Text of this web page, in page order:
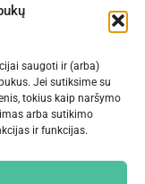
saugoti ir (arba)
Jei sutiksime su
tokius kaip naršymo
arba sutikimo
ir funkcijas.
Pe
rd
uo
ps
://
lic
ie
og